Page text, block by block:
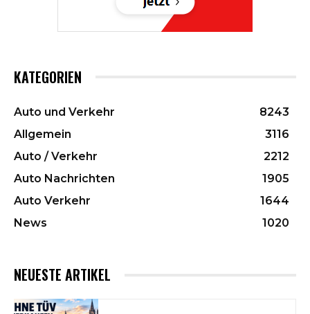
KATEGORIEN
Auto und Verkehr
8243
Allgemein
3116
Auto / Verkehr
2212
Auto Nachrichten
1905
Auto Verkehr
1644
News
1020
NEUESTE ARTIKEL